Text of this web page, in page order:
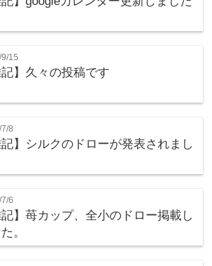
15
記】久々の投稿です
8
記】シルクのドローが発表されまし
6
記】苺カップ、全小のドロー掲載し
。